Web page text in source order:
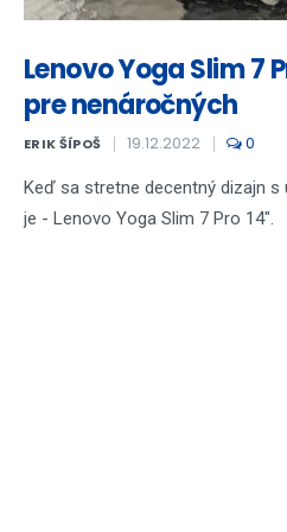
Lenovo Yoga Slim 7
pre nenáročných
ERIK ŠÍPOŠ 19.12.2022 0
Keď sa stretne decentný dizajn
je - Lenovo Yoga Slim 7 Pro 14".